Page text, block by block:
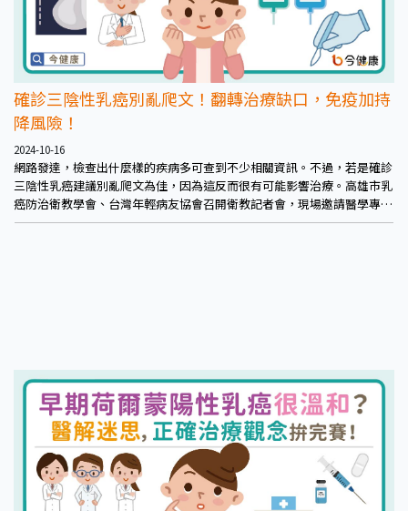
確診三陰性乳癌別亂爬文！翻轉治療缺口，免疫加持
降風險！
2024-10-16
網路發達，檢查出什麼樣的疾病多可查到不少相關資訊。不過，若是確診
三陰性乳癌建議別亂爬文為佳，因為這反而很有可能影響治療。高雄市乳
癌防治衛教學會、台灣年輕病友協會召開衛教記者會，現場邀請醫學專家
們聊聊三陰性乳癌的治療現況；以及立法院社會福利及衛生環境委員會